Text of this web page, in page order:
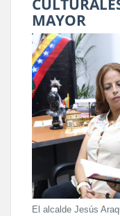
MAYOR
El alcalde Jesús